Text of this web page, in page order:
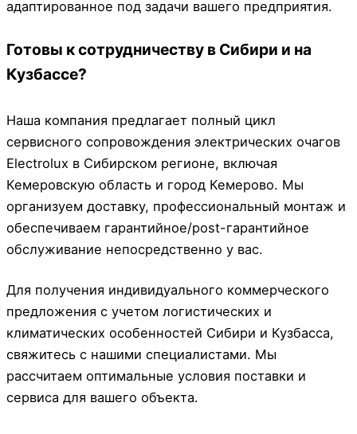
адаптированное под задачи вашего предприятия.
Готовы к сотрудничеству в Сибири и на
Кузбассе?
Наша компания предлагает полный цикл
сервисного сопровождения электрических очагов
Electrolux в Сибирском регионе, включая
Кемеровскую область и город Кемерово. Мы
организуем доставку, профессиональный монтаж и
обеспечиваем гарантийное/post-гарантийное
обслуживание непосредственно у вас.
Для получения индивидуального коммерческого
предложения с учетом логистических и
климатических особенностей Сибири и Кузбасса,
свяжитесь с нашими специалистами. Мы
рассчитаем оптимальные условия поставки и
сервиса для вашего объекта.